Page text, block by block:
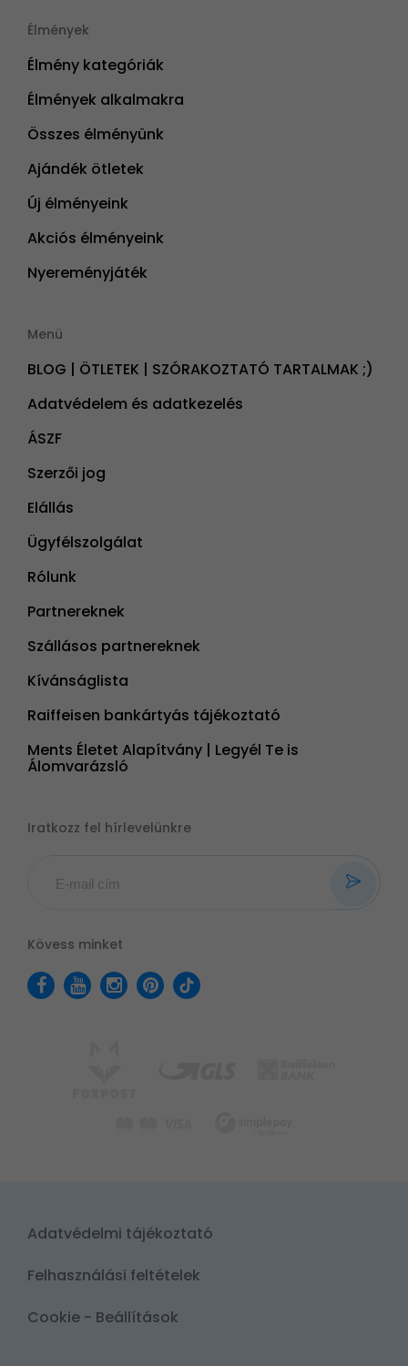
Élmények
Élmény kategóriák
Élmények alkalmakra
Összes élményünk
Ajándék ötletek
Új élményeink
Akciós élményeink
Nyereményjáték
Menü
BLOG | ÖTLETEK | SZÓRAKOZTATÓ TARTALMAK ;)
Adatvédelem és adatkezelés
ÁSZF
Szerzői jog
Elállás
Ügyfélszolgálat
Rólunk
Partnereknek
Szállásos partnereknek
Kívánságlista
Raiffeisen bankártyás tájékoztató
Ments Életet Alapítvány | Legyél Te is
Álomvarázsló
Iratkozz fel hírlevelünkre
Kövess minket
Adatvédelmi tájékoztató
Felhasználási feltételek
Cookie - Beállítások